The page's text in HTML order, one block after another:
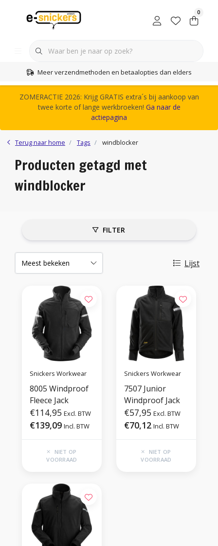
0
Meer verzendmethoden en betaalopties dan elders
ZOMERACTIE 2026: Krijg GRATIS extra´s bij aankoop van
twee korte of lange werkbroeken! Ga naar de
actiepagina
Terug naar home Tags windblocker
Producten getagd met
windblocker
FILTER
Lijst
Snickers Workwear
8005 Windproof
Fleece Jack
€114,95 Excl. BTW
€139,09 Incl. BTW
NIET OP
VOORRAAD
Snickers Workwear
7507 Junior
Windproof Jack
€57,95 Excl. BTW
€70,12 Incl. BTW
NIET OP
VOORRAAD